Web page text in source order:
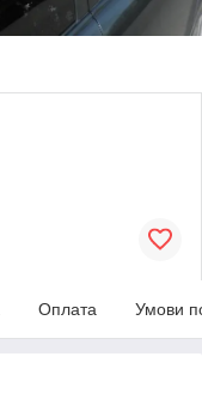
Оплата Умови